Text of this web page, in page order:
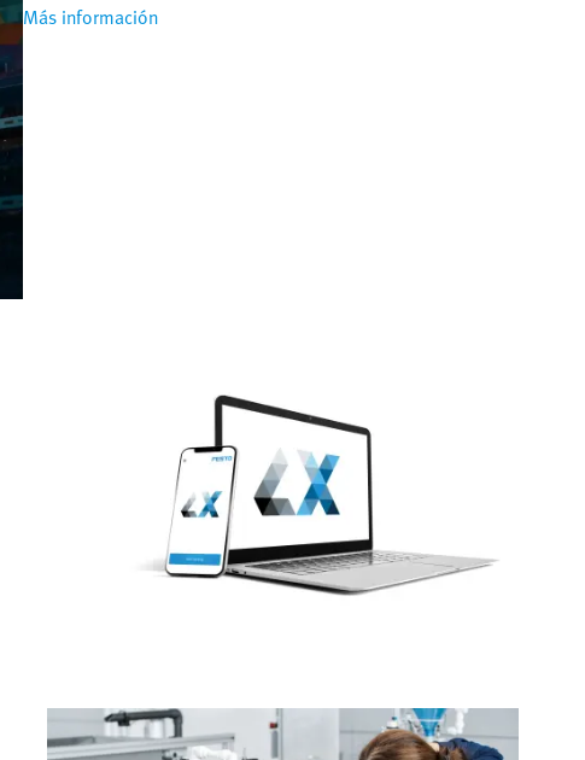
Más información